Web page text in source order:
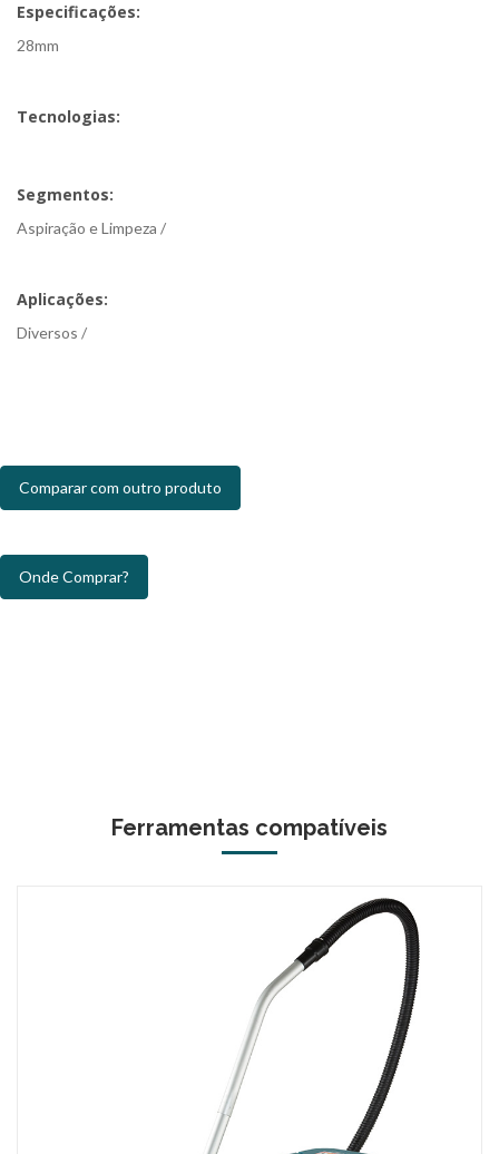
Especificações:
28mm
Tecnologias:
Segmentos:
Aspiração e Limpeza /
Aplicações:
Diversos /
Comparar com outro produto
Onde Comprar?
Ferramentas compatíveis